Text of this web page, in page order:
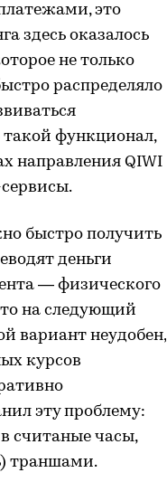
это
здесь оказалось
не только
распределяло
функционал,
направления QIWI
быстро получить
деньги
— физического
на следующий
вариант неудобен,
курсов
эту проблему:
считаные часы,
траншами.